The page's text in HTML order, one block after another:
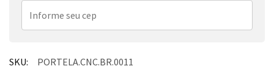
SKU:
PORTELA.CNC.BR.0011